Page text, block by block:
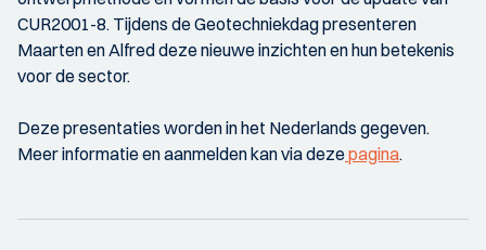
CUR2001-8. Tijdens de Geotechniekdag presenteren
Maarten en Alfred deze nieuwe inzichten en hun betekenis
voor de sector.
Deze presentaties worden in het Nederlands gegeven.
Meer informatie en aanmelden kan via dezepagina.